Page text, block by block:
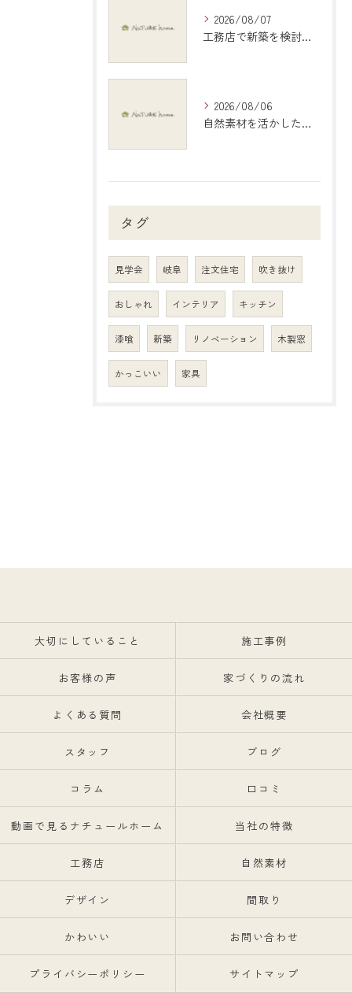
2026/08/07
工務店で新築を検討する際の岐阜県大垣市で後悔しない選び方と比較ポイント
2026/08/06
自然素材を活かしたインテリアで愛知県稲沢市の暮らしを心地よくする選び方ガイド
タグ
見学会 岐阜 注文住宅 吹き抜け
おしゃれ インテリア キッチン
漆喰 新築 リノベーション 木製窓
かっこいい 家具
大切にしていること 施工事例
お客様の声 家づくりの流れ
よくある質問 会社概要
スタッフ ブログ
コラム 口コミ
動画で見るナチュールホーム 当社の特徴
工務店 自然素材
デザイン 間取り
かわいい お問い合わせ
プライバシーポリシー サイトマップ